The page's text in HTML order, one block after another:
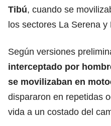
Tibú, cuando se
los sectores La Serena y
Según versiones
interceptado por
se movilizaban en
dispararon en repetidas
vida a un costado del